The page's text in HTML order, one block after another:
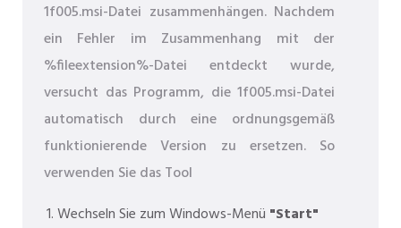
1f005.msi-Datei zusammenhängen. Nachdem
ein Fehler im Zusammenhang mit der
%fileextension%-Datei entdeckt wurde,
versucht das Programm, die 1f005.msi-Datei
automatisch durch eine ordnungsgemäß
funktionierende Version zu ersetzen. So
verwenden Sie das Tool
Wechseln Sie zum Windows-Menü "Start"